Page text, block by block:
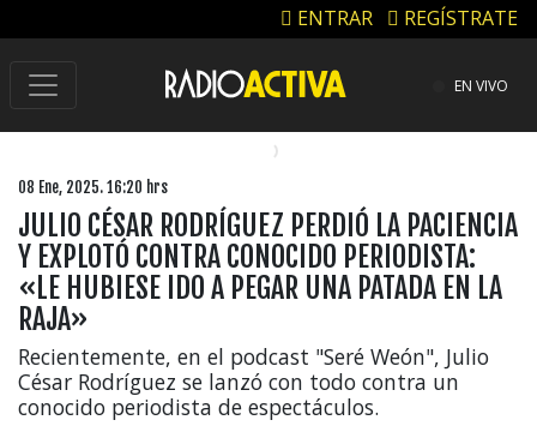
ENTRAR REGÍSTRATE
EN VIVO
08 Ene, 2025. 16:20 hrs
JULIO CÉSAR RODRÍGUEZ PERDIÓ LA PACIENCIA
Y EXPLOTÓ CONTRA CONOCIDO PERIODISTA:
«LE HUBIESE IDO A PEGAR UNA PATADA EN LA
RAJA»
Recientemente, en el podcast "Seré Weón", Julio
César Rodríguez se lanzó con todo contra un
conocido periodista de espectáculos.